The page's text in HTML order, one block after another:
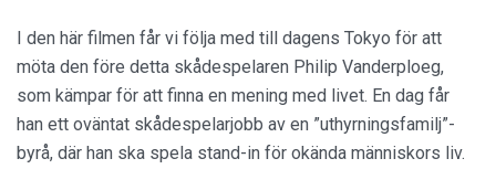
I den här filmen får vi följa med till dagens Tokyo för att
möta den före detta skådespelaren Philip Vanderploeg,
som kämpar för att finna en mening med livet. En dag får
han ett oväntat skådespelarjobb av en ”uthyrningsfamilj”-
byrå, där han ska spela stand-in för okända människors liv.